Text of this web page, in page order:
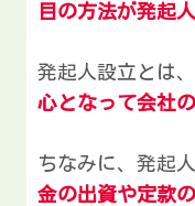
目の方法が発起
発起人設立とは、
心となって会社
ちなみに、発起
金の出資や定款